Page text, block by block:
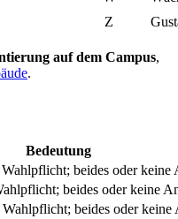
Z
auf dem Campus,
.
Bedeutung
beides oder keine
beides oder keine
beides oder keine